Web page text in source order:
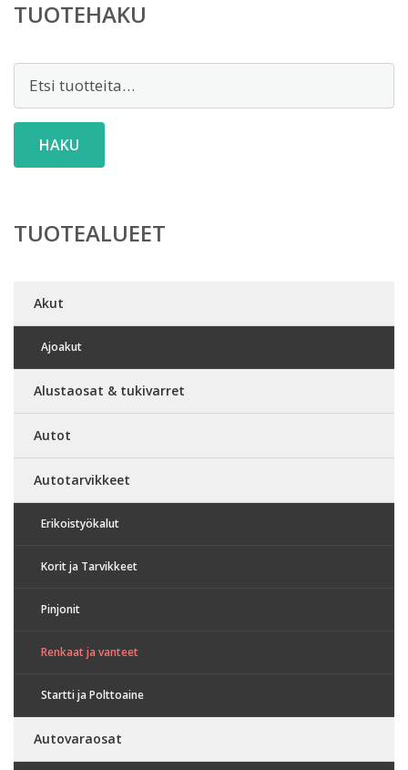
TUOTEHAKU
Etsi:
HAKU
TUOTEALUEET
Akut
Ajoakut
Alustaosat & tukivarret
Autot
Autotarvikkeet
Erikoistyökalut
Korit ja Tarvikkeet
Pinjonit
Renkaat ja vanteet
Startti ja Polttoaine
Autovaraosat